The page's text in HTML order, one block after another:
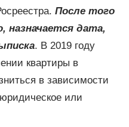
После того
назначается дата,
. В 2019 году
квартиры в
в зависимости
или